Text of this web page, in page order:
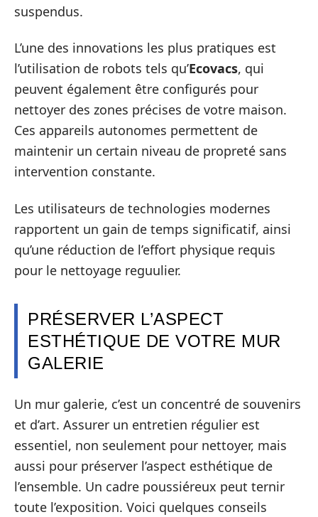
suspendus.
L’une des innovations les plus pratiques est
l’utilisation de robots tels qu’Ecovacs, qui
peuvent également être configurés pour
nettoyer des zones précises de votre maison.
Ces appareils autonomes permettent de
maintenir un certain niveau de propreté sans
intervention constante.
Les utilisateurs de technologies modernes
rapportent un gain de temps significatif, ainsi
qu’une réduction de l’effort physique requis
pour le nettoyage reguulier.
PRÉSERVER L’ASPECT
ESTHÉTIQUE DE VOTRE MUR
GALERIE
Un mur galerie, c’est un concentré de souvenirs
et d’art. Assurer un entretien régulier est
essentiel, non seulement pour nettoyer, mais
aussi pour préserver l’aspect esthétique de
l’ensemble. Un cadre poussiéreux peut ternir
toute l’exposition. Voici quelques conseils